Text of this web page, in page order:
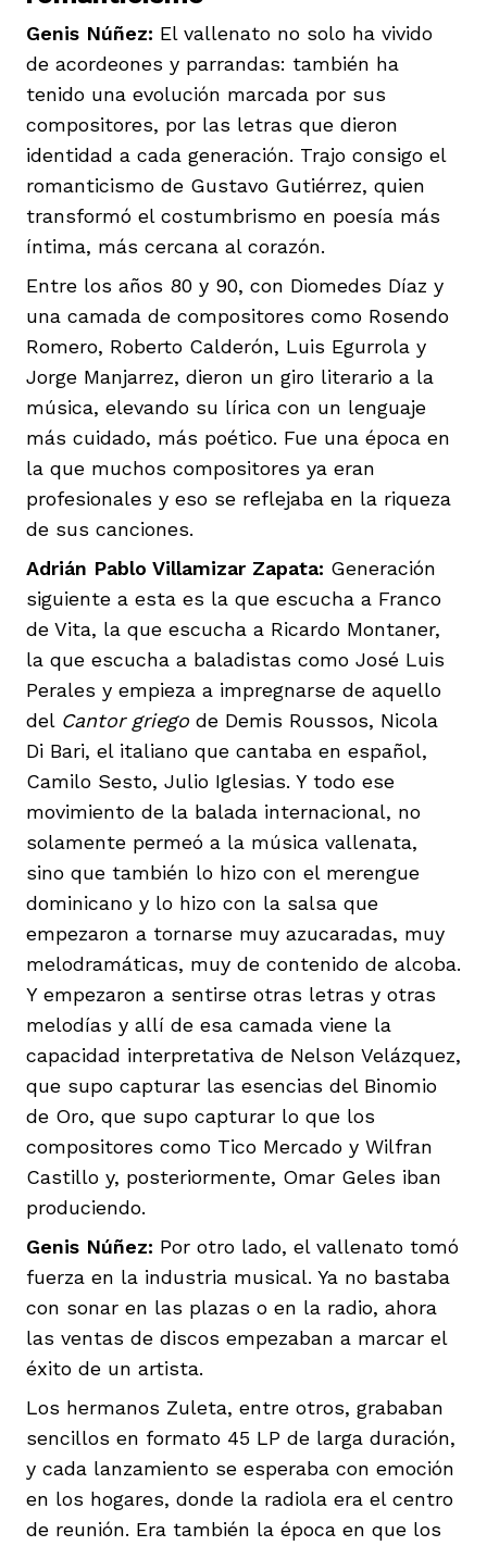
Genis Núñez: El vallenato no solo ha vivido
de acordeones y parrandas: también ha
tenido una evolución marcada por sus
compositores, por las letras que dieron
identidad a cada generación. Trajo consigo el
romanticismo de Gustavo Gutiérrez, quien
transformó el costumbrismo en poesía más
íntima, más cercana al corazón.
Entre los años 80 y 90, con Diomedes Díaz y
una camada de compositores como Rosendo
Romero, Roberto Calderón, Luis Egurrola y
Jorge Manjarrez, dieron un giro literario a la
música, elevando su lírica con un lenguaje
más cuidado, más poético. Fue una época en
la que muchos compositores ya eran
profesionales y eso se reflejaba en la riqueza
de sus canciones.
Adrián Pablo Villamizar Zapata: Generación
siguiente a esta es la que escucha a Franco
de Vita, la que escucha a Ricardo Montaner,
la que escucha a baladistas como José Luis
Perales y empieza a impregnarse de aquello
del Cantor griego de Demis Roussos, Nicola
Di Bari, el italiano que cantaba en español,
Camilo Sesto, Julio Iglesias. Y todo ese
movimiento de la balada internacional, no
solamente permeó a la música vallenata,
sino que también lo hizo con el merengue
dominicano y lo hizo con la salsa que
empezaron a tornarse muy azucaradas, muy
melodramáticas, muy de contenido de alcoba.
Y empezaron a sentirse otras letras y otras
melodías y allí de esa camada viene la
capacidad interpretativa de Nelson Velázquez,
que supo capturar las esencias del Binomio
de Oro, que supo capturar lo que los
compositores como Tico Mercado y Wilfran
Castillo y, posteriormente, Omar Geles iban
produciendo.
Genis Núñez: Por otro lado, el vallenato tomó
fuerza en la industria musical. Ya no bastaba
con sonar en las plazas o en la radio, ahora
las ventas de discos empezaban a marcar el
éxito de un artista.
Los hermanos Zuleta, entre otros, grababan
sencillos en formato 45 LP de larga duración,
y cada lanzamiento se esperaba con emoción
en los hogares, donde la radiola era el centro
de reunión. Era también la época en que los